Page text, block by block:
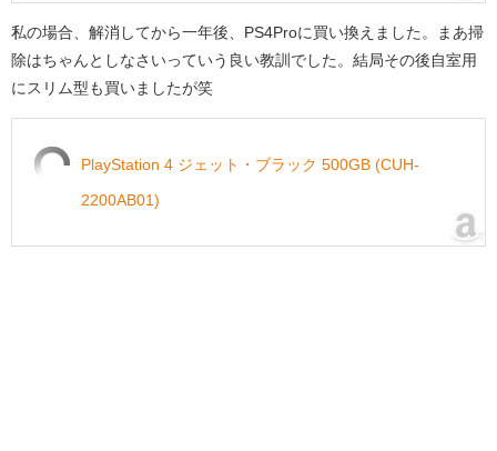
私の場合、解消してから一年後、PS4Proに買い換えました。まあ掃
除はちゃんとしなさいっていう良い教訓でした。結局その後自室用
にスリム型も買いましたが笑
PlayStation 4 ジェット・ブラック 500GB (CUH-
2200AB01)